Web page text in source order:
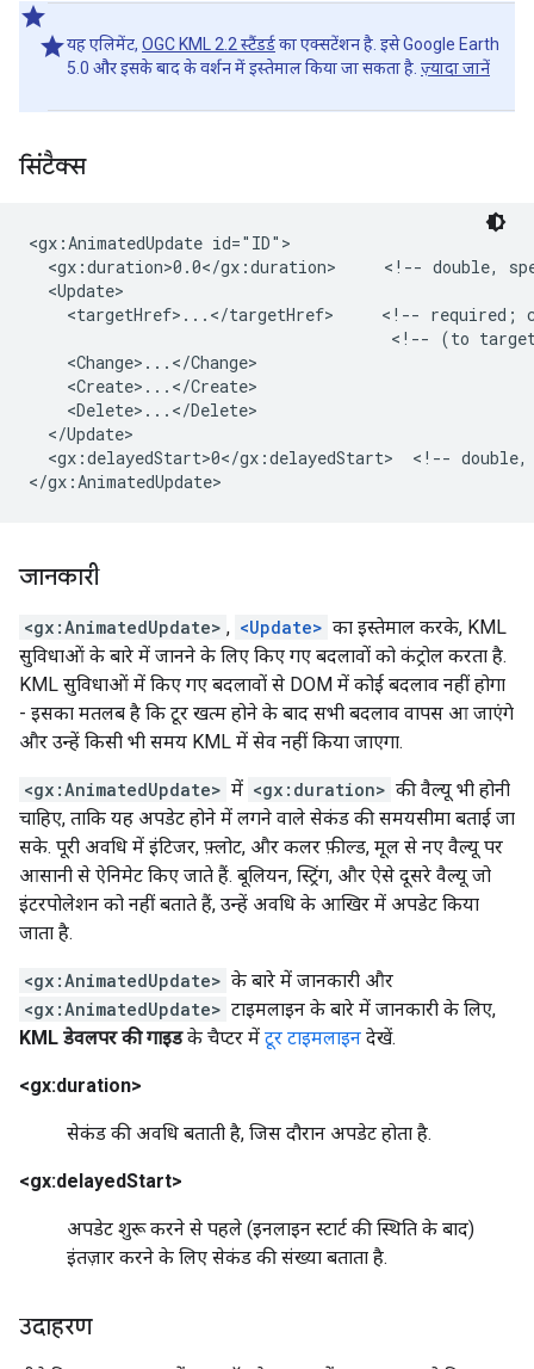
यह एलिमेंट, OGC KML 2.2 स्टैंडर्डका एक्सटेंशन है. इसे Google Earth
5.0 और इसके बाद के वर्शन में इस्तेमाल किया जा सकता है. ज़्यादा जानें
सिंटैक्स
<gx:AnimatedUpdate id="ID">
<gx:duration>0.0</gx:duration>     <!-- double,
  <Update>
<targetHref>...</targetHref>     <!-- required;
<!-- (to
    <Change>...</Change>
    <Create>...</Create>
    <Delete>...</Delete>
  </Update>
<gx:delayedStart>0</gx:delayedStart>  <!--
</gx:AnimatedUpdate>
जानकारी
<gx:AnimatedUpdate> , <Update> का इस्तेमाल करके, KML
सुविधाओं के बारे में जानने के लिए किए गए बदलावों को कंट्रोल करता है.
KML सुविधाओं में किए गए बदलावों से DOM में कोई बदलाव नहीं होगा
- इसका मतलब है कि टूर खत्म होने के बाद सभी बदलाव वापस आ जाएंगे
और उन्हें किसी भी समय KML में सेव नहीं किया जाएगा.
<gx:AnimatedUpdate> में <gx:duration> की वैल्यू भी होनी
चाहिए, ताकि यह अपडेट होने में लगने वाले सेकंड की समयसीमा बताई जा
सके. पूरी अवधि में इंटिजर, फ़्लोट, और कलर फ़ील्ड, मूल से नए वैल्यू पर
आसानी से ऐनिमेट किए जाते हैं. बूलियन, स्ट्रिंग, और ऐसे दूसरे वैल्यू जो
इंटरपोलेशन को नहीं बताते हैं, उन्हें अवधि के आखिर में अपडेट किया
जाता है.
<gx:AnimatedUpdate> के बारे में जानकारी और
<gx:AnimatedUpdate> टाइमलाइन के बारे में जानकारी के लिए,
KML डेवलपर की गाइडके चैप्टर में टूर टाइमलाइन देखें.
<gx:duration>
सेकंड की अवधि बताती है, जिस दौरान अपडेट होता है.
<gx:delayedStart>
अपडेट शुरू करने से पहले (इनलाइन स्टार्ट की स्थिति के बाद)
इंतज़ार करने के लिए सेकंड की संख्या बताता है.
उदाहरण